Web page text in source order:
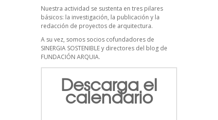
Nuestra actividad se sustenta en tres pilares
básicos: la investigación, la publicación y la
redacción de proyectos de arquitectura.
A su vez, somos socios cofundadores de
SINERGIA SOSTENIBLEy directores del blog de
FUNDACIÓN ARQUIA.
Descarga el
calendario